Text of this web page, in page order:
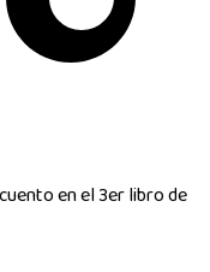
en el 3er libro de